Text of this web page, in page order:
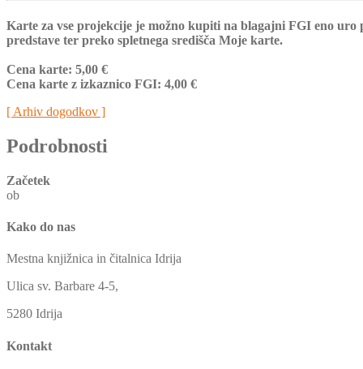
Karte za vse projekcije je možno kupiti na blagajni FGI eno uro
predstave ter preko spletnega središča Moje karte.
Cena karte: 5,00 €
Cena karte z izkaznico FGI: 4,00 €
[ Arhiv dogodkov ]
Podrobnosti
Začetek
ob
Kako do nas
Mestna knjižnica in čitalnica Idrija
Ulica sv. Barbare 4-5,
5280 Idrija
Kontakt